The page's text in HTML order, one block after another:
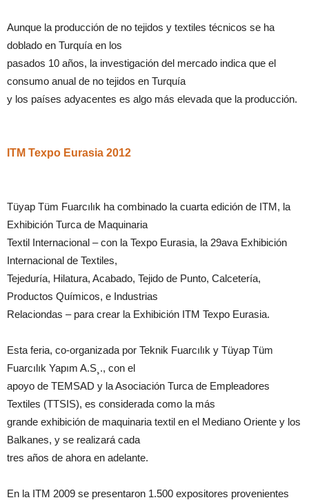
Aunque la producción de no tejidos y textiles técnicos se ha
doblado en Turquía en los
pasados 10 años, la investigación del mercado indica que el
consumo anual de no tejidos en Turquía
y los países adyacentes es algo más elevada que la producción.
ITM Texpo Eurasia 2012
Tüyap Tüm Fuarcılık ha combinado la cuarta edición de ITM, la
Exhibición Turca de Maquinaria
Textil Internacional – con la Texpo Eurasia, la 29ava Exhibición
Internacional de Textiles,
Tejeduría, Hilatura, Acabado, Tejido de Punto, Calcetería,
Productos Químicos, e Industrias
Relaciondas – para crear la Exhibición ITM Texpo Eurasia.
Esta feria, co-organizada por Teknik Fuarcılık y Tüyap Tüm
Fuarcılık Yapım A.S¸., con el
apoyo de TEMSAD y la Asociación Turca de Empleadores
Textiles (TTSIS), es considerada como la más
grande exhibición de maquinaria textil en el Mediano Oriente y los
Balkanes, y se realizará cada
tres años de ahora en adelante.
En la ITM 2009 se presentaron 1.500 expositores provenientes